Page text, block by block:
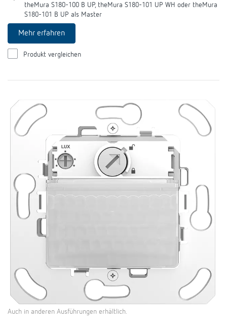
theMura S180-100 B UP, theMura S180-101 UP WH oder theMura
S180-101 B UP als Master
Mehr erfahren
Produkt vergleichen
Auch in anderen Ausführungen erhältlich.